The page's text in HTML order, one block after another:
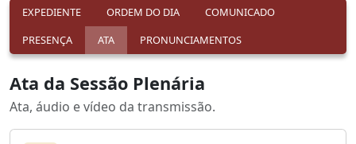
EXPEDIENTE ORDEM DO DIA
COMUNICADO
PRESENÇA
ATA PRONUNCIAMENTOS
Ata da Sessão Plenária
Ata, áudio e vídeo da transmissão.